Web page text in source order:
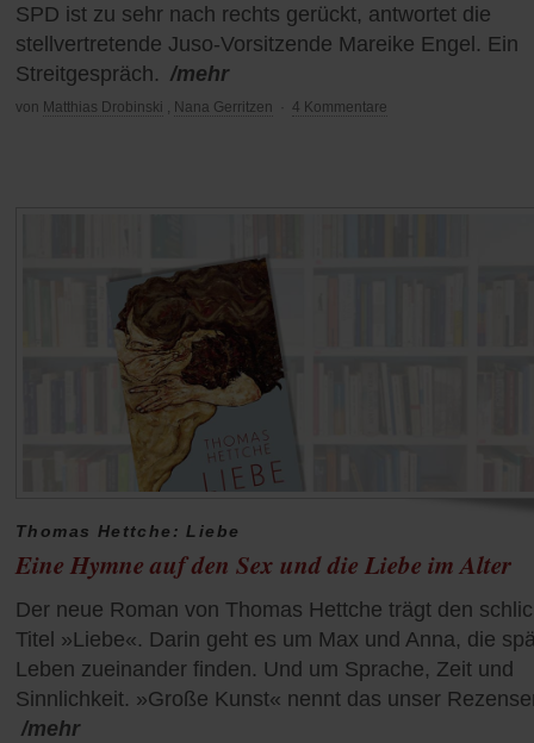
SPD ist zu sehr nach rechts gerückt, antwortet die
stellvertretende Juso-Vorsitzende Mareike Engel. Ein
Streitgespräch. /mehr
von Matthias Drobinski Nana Gerritzen 4 Kommentare
Thomas Hettche: Liebe
Eine Hymne auf den Sex und die Liebe im Alter
Der neue Roman von Thomas Hettche trägt den
Titel »Liebe«. Darin geht es um Max und Anna, die
Leben zueinander finden. Und um Sprache, Zeit und
Sinnlichkeit. »Große Kunst« nennt das unser
/mehr